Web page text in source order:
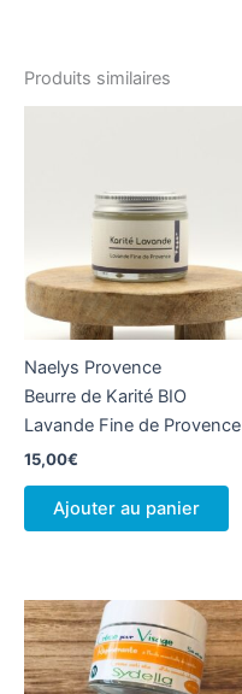
Produits similaires
Naelys Provence
Beurre de Karité BIO
Lavande Fine de Provence
15,00€
Ajouter au panier